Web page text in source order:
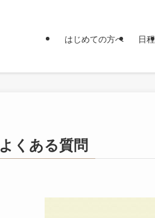
はじめての方へ 日程
よくある質問